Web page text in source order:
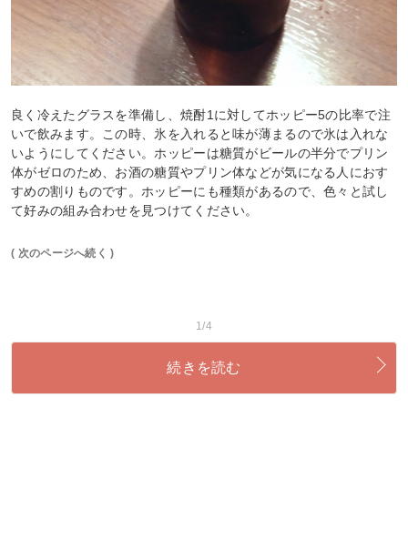
良く冷えたグラスを準備し、焼酎1に対してホッピー5の比率で注
いで飲みます。この時、氷を入れると味が薄まるので氷は入れな
いようにしてください。ホッピーは糖質がビールの半分でプリン
体がゼロのため、お酒の糖質やプリン体などが気になる人におす
すめの割りものです。ホッピーにも種類があるので、色々と試し
て好みの組み合わせを見つけてください。
( 次のページへ続く )
1/4
続きを読む